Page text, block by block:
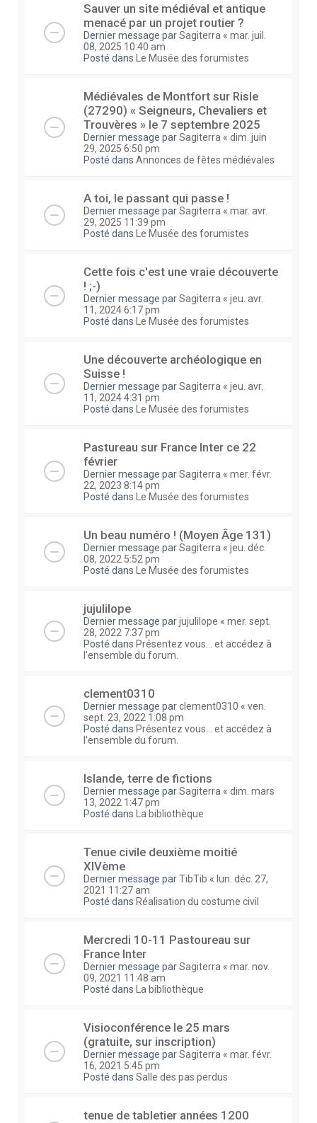
Sauver un site médiéval et antique
menacé par un projet routier ?
Dernier message parSagiterra « mar. juil.
08, 2025 10:40 am
Posté dans
Le Musée des forumistes
Médiévales de Montfort sur Risle
(27290) « Seigneurs, Chevaliers et
Trouvères » le 7 septembre 2025
Dernier message parSagiterra « dim. juin
29, 2025 6:50 pm
Posté dans Annonces de fêtes médiévales
A toi, le passant qui passe !
Dernier message parSagiterra « mar. avr.
29, 2025 11:39 pm
Posté dans
Le Musée des forumistes
Cette fois c'est une vraie découverte
! ;-)
Dernier message parSagiterra « jeu. avr.
11, 2024 6:17 pm
Posté dans
Le Musée des forumistes
Une découverte archéologique en
Suisse !
Dernier message parSagiterra « jeu. avr.
11, 2024 4:31 pm
Posté dans
Le Musée des forumistes
Pastureau sur France Inter ce 22
février
Dernier message parSagiterra « mer. févr.
22, 2023 8:14 pm
Posté dans
Le Musée des forumistes
Un beau numéro ! (Moyen Âge 131)
Dernier message parSagiterra « jeu. déc.
08, 2022 5:52 pm
Posté dans
Le Musée des forumistes
jujulilope
Dernier message parjujulilope « mer. sept.
28, 2022 7:37 pm
Posté dans Présentez vous... et accédez à
l'ensemble du forum.
clement0310
Dernier message parclement0310 « ven.
sept. 23, 2022 1:08 pm
Posté dans Présentez vous... et accédez à
l'ensemble du forum.
Islande, terre de fictions
Dernier message parSagiterra « dim. mars
13, 2022 1:47 pm
Posté dans
La bibliothèque
Tenue civile deuxième moitié
XIVème
Dernier message parTibTib « lun. déc. 27,
2021 11:27 am
Posté dans Réalisation du costume civil
Mercredi 10-11 Pastoureau sur
France Inter
Dernier message parSagiterra « mar. nov.
09, 2021 11:48 am
Posté dans
La bibliothèque
Visioconférence le 25 mars
(gratuite, sur inscription)
Dernier message parSagiterra « mar. févr.
16, 2021 5:45 pm
Posté dans Salle des pas perdus
tenue de tabletier années 1200